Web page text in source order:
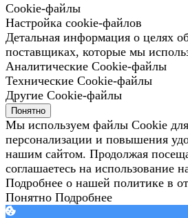
Cookie-файлы
Настройка cookie-файлов
Детальная информация о целях
поставщиках, которые мы
Аналитические Cookie-файлы
Технические Cookie-файлы
Другие Cookie-файлы
Понятно
Мы используем файлы Cookie
персонализации и повышения
нашим сайтом. Продолжая
соглашаетесь на использование
Подробнее о нашей политике в
Понятно Подробнее